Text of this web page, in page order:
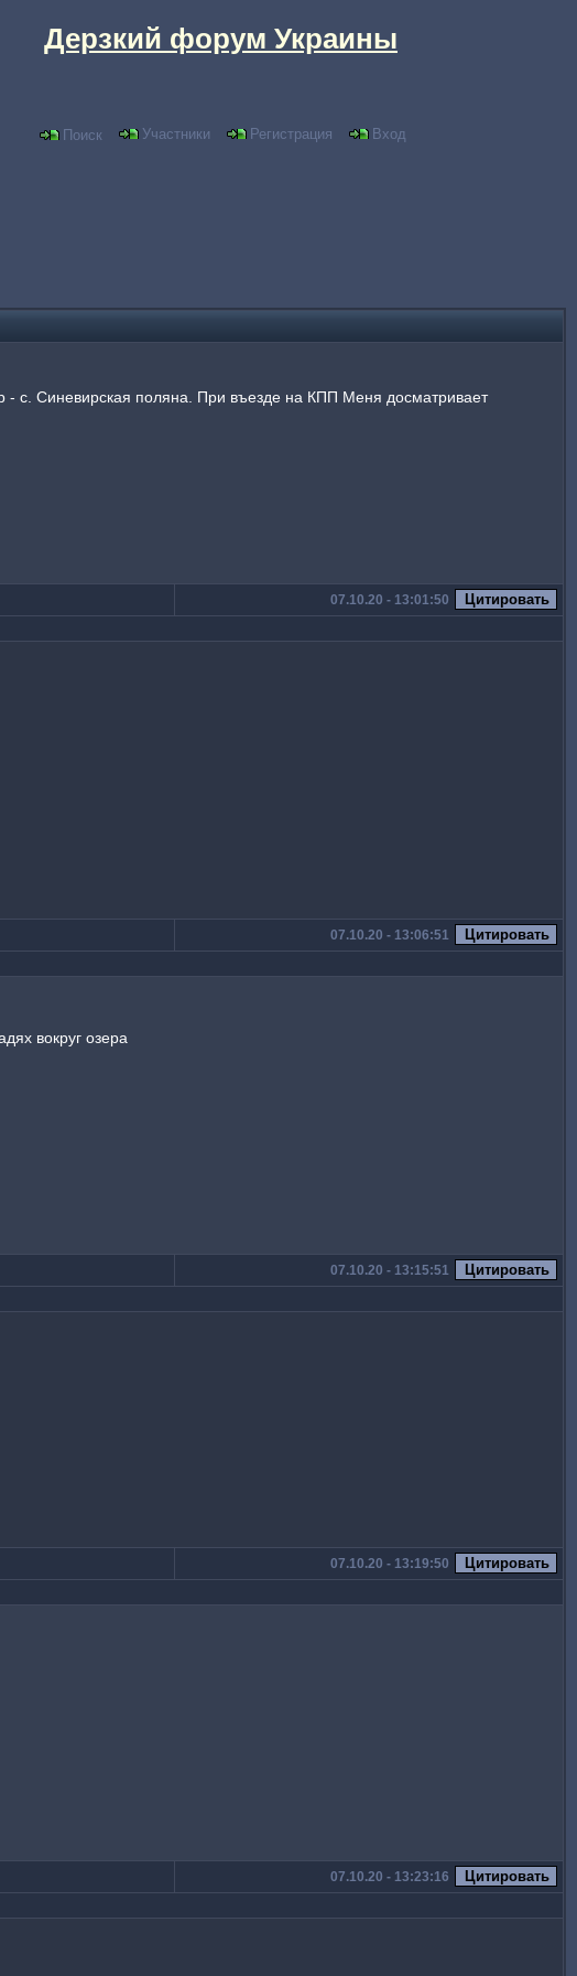
Дерзкий форум Украины
Поиск Участники Регистрация Вход
- с. Синевирская поляна. При въезде на КПП Меня досматривает
07.10.20 - 13:01:50
07.10.20 - 13:06:51
вокруг озера
07.10.20 - 13:15:51
07.10.20 - 13:19:50
07.10.20 - 13:23:16